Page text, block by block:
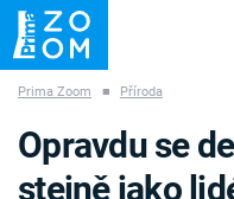
ZÁHADY VETŘELCI
Prima Zoom ■ Příroda
Opravdu se
stejně jako